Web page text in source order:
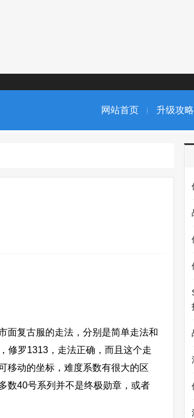
网站首页 升级攻略
面复古服的走法，分别是简单走法和
修罗1313，走法正确，而且这个走
移动的坐标，难度系数有很大的区
数40号系列并不是终极勋章，或者